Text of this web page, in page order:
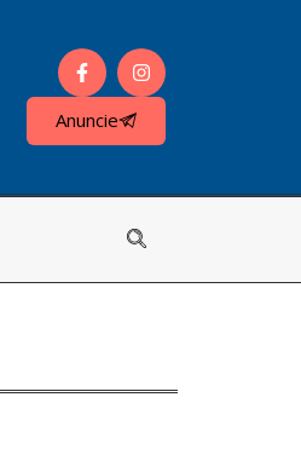
Anuncie